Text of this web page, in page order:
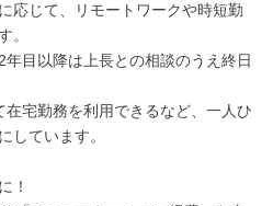
応じて、リモートワークや時短勤
。
目以降は上長との相談のうえ終日
在宅勤務を利用できるなど、一人ひ
しています。
！